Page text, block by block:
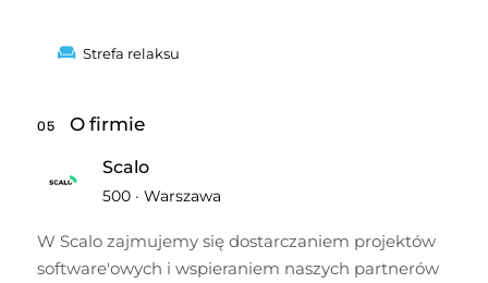
Strefa relaksu
05 O firmie
Scalo
500 ·Warszawa
W Scalo zajmujemy się dostarczaniem projektów
software'owych i wspieraniem naszych partnerów